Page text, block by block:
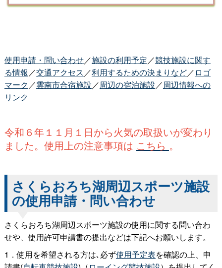
使用申請・問い合わせ／施設の利用予定／競技施設に関す
る情報 ／交通アクセス ／利用するための決まりなど／ ロゴ
マーク ／雲南市合宿施設／周辺の宿泊施設／周辺情報への
リンク
令和６年１１月１日から火気の取扱いが変わり
ました。使用上の注意事項は こちら 。
さくらおろち湖周辺スポーツ施設
の使用申請・問い合わせ
さくらおろち湖周辺スポーツ施設の使用に関する問い合わ
せや、使用許可申請書の提出などは下記へお願いします。
1．使用を希望される方は､必ず使用予定表を確認の上、申